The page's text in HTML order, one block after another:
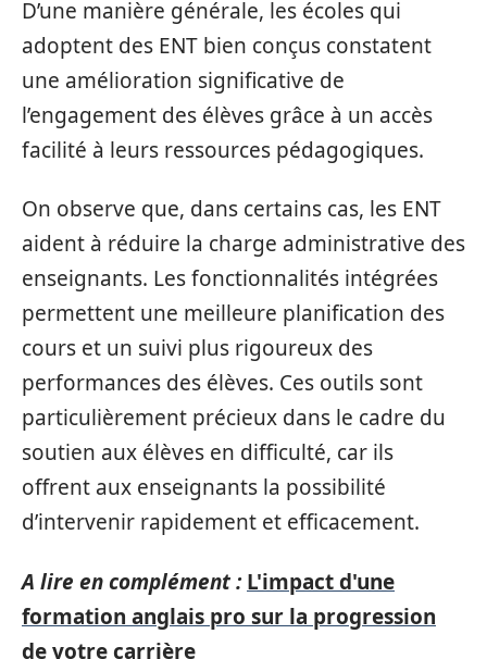
D’une manière générale, les écoles qui
adoptent des ENT bien conçus constatent
une amélioration significative de
l’engagement des élèves grâce à un accès
facilité à leurs ressources pédagogiques.
On observe que, dans certains cas, les ENT
aident à réduire la charge administrative des
enseignants. Les fonctionnalités intégrées
permettent une meilleure planification des
cours et un suivi plus rigoureux des
performances des élèves. Ces outils sont
particulièrement précieux dans le cadre du
soutien aux élèves en difficulté, car ils
offrent aux enseignants la possibilité
d’intervenir rapidement et efficacement.
A lire en complément : L'impact d'une
formation anglais pro sur la progression
de votre carrière